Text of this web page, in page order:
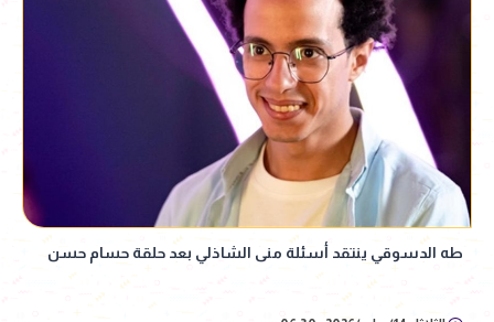
طه الدسوقي ينتقد أسئلة منى الشاذلي بعد حلقة حسام حسن